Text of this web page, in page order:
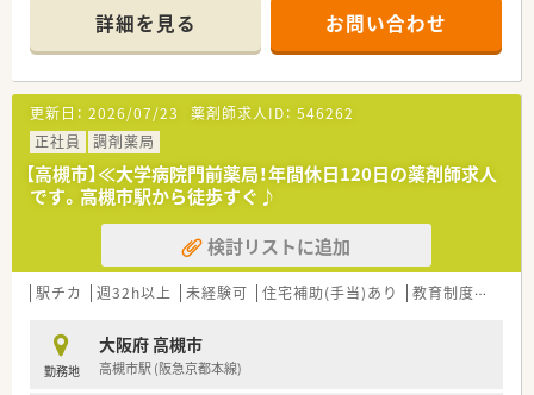
■耳鼻科・皮膚科・眼科・脳神経外科の複数クリニックから処方箋
を応需。駅前の為面対応もございます。
■オンライン服薬指導も行っており、患者様のニーズに合わせて
対応しています！
■配属先につきましては面接にて適性を含め最終決定いたしま
す。
≪こんな方にオススメです≫
■調剤薬局の変化に対応し続ける薬局でともに成長をつづけた
い方！
■専門・認定薬剤師取得を活かしたい方！
■18時までの正社員をご希望の方！
■大学病院や総合病院の門前薬局を中心に、全都道府県に約700
店舗を展開しています。
創業以来一貫して真の医薬分業を企業理念として掲げ、医薬分業
詳細を見る お問い合わせ
更新日： 2026/07/23 薬剤師求人ID： 546262
正社員
調剤薬局
【高槻市】≪大学病院門前薬局！年間休日120日の薬剤師求人
です。高槻市駅から徒歩すぐ♪
検討リストに追加
駅チカ 週32h以上 未経験可 住宅補助(手当)あり 教育制度あり
勤務地
大阪府 高槻市
高槻市駅 (阪急京都本線)